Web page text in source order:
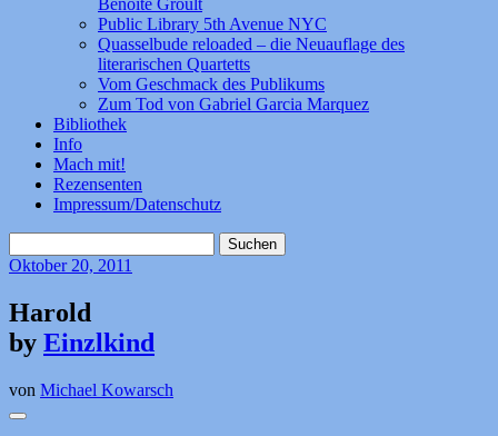
Public Library 5th Avenue NYC
Quasselbude reloaded – die Neuauflage des
literarischen Quartetts
Vom Geschmack des Publikums
Zum Tod von Gabriel Garcia Marquez
Bibliothek
Info
Mach mit!
Rezensenten
Impressum/Datenschutz
nach:
Oktober20, 2011
Harold
by Einzlkind
von Michael Kowarsch